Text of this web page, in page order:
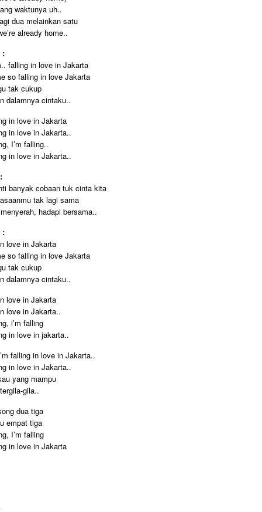
waktunya uh..
dua melainkan satu
already home..
:
falling in love in Jakarta
so falling in love Jakarta
tak cukup
dalamnya cintaku..
in love in Jakarta
in love in Jakarta..
I’m falling..
in love in Jakarta..
banyak cobaan tuk cinta kita
tak lagi sama
hadapi bersama..
:
love in Jakarta
so falling in love Jakarta
tak cukup
dalamnya cintaku..
love in Jakarta
love in Jakarta..
i’m falling
in love in jakarta..
falling in love in Jakarta..
in love in Jakarta..
yang mampu
gila..
dua tiga
empat tiga
I’m falling
in love in Jakarta